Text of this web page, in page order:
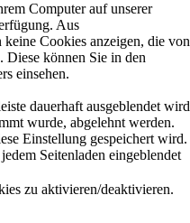
Computer auf unserer
Aus
Cookies anzeigen, die von
Diese können Sie in den
einsehen.
dauerhaft ausgeblendet wird
wurde, abgelehnt werden.
Einstellung gespeichert wird.
Seitenladen eingeblendet
zu aktivieren/deaktivieren.